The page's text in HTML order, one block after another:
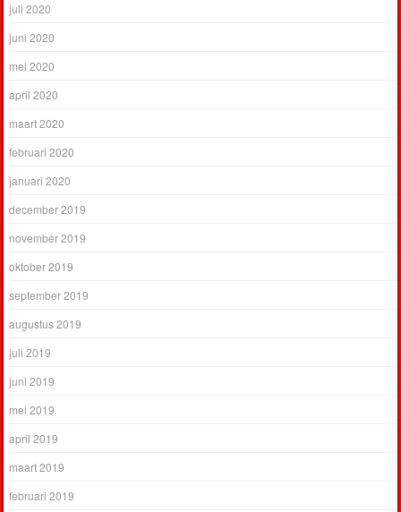
juli 2020
juni 2020
mei 2020
april 2020
maart 2020
februari 2020
januari 2020
december 2019
november 2019
oktober 2019
september 2019
augustus 2019
juli 2019
juni 2019
mei 2019
april 2019
maart 2019
februari 2019